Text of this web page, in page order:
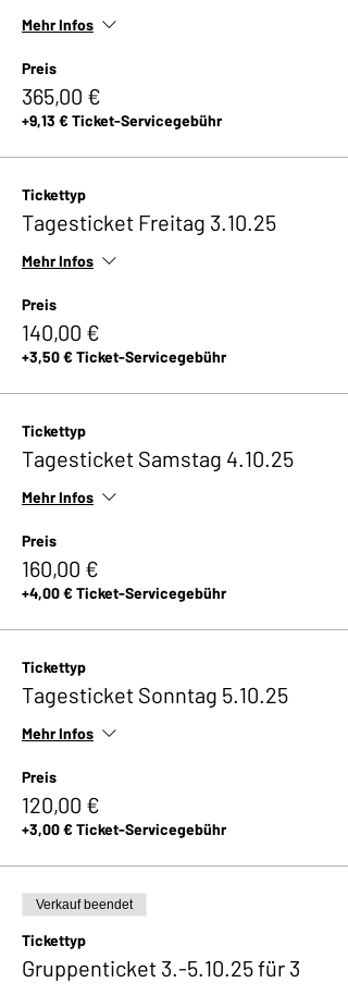
Mehr Infos
Preis
365,00 €
+9,13 € Ticket-Servicegebühr
Tickettyp
Tagesticket Freitag 3.10.25
Mehr Infos
Preis
140,00 €
+3,50 € Ticket-Servicegebühr
Tickettyp
Tagesticket Samstag 4.10.25
Mehr Infos
Preis
160,00 €
+4,00 € Ticket-Servicegebühr
Tickettyp
Tagesticket Sonntag 5.10.25
Mehr Infos
Preis
120,00 €
+3,00 € Ticket-Servicegebühr
Verkauf beendet
Tickettyp
Gruppenticket 3.-5.10.25 für 3